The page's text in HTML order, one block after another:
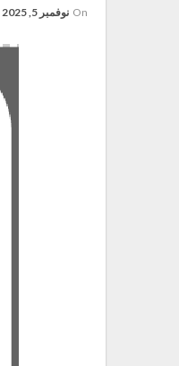
On نوفمبر 5, 2025